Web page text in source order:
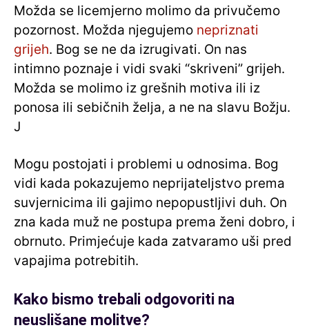
Možda se licemjerno molimo da privučemo
pozornost. Možda njegujemo nepriznati
grijeh. Bog se ne da izrugivati. On nas
intimno poznaje i vidi svaki “skriveni” grijeh.
Možda se molimo iz grešnih motiva ili iz
ponosa ili sebičnih želja, a ne na slavu Božju.
J
Mogu postojati i problemi u odnosima. Bog
vidi kada pokazujemo neprijateljstvo prema
suvjernicima ili gajimo nepopustljivi duh. On
zna kada muž ne postupa prema ženi dobro, i
obrnuto. Primjećuje kada zatvaramo uši pred
vapajima potrebitih.
Kako bismo trebali odgovoriti na
neuslišane molitve?